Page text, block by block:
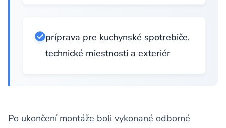
príprava pre kuchynské spotrebiče,
technické miestnosti a exteriér
Po ukončení montáže boli vykonané odborné